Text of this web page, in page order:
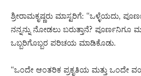
ಶ್ರೀರಾಮಕೃಷ್ಣರು ಮಾಸ್ಟರಿಗೆ: “ಒಳ್ಳೆಯದು,
ನನ್ನನ್ನು ನೋಡಲು ಬರುತ್ತಾನೆ? ಪೂರ್ಣನಿಗೂ
ಒಬ್ಬರಿಗೊಬ್ಬರ ಪರಿಚಯ ಮಾಡಿಕೊಡು.
“ಒಂದೇ ಆಂತರಿಕ ಪ್ರಕೃತಿಯ ಮತ್ತು ಒಂದೇ